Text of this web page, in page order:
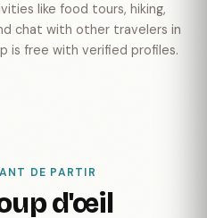
like food tours, hiking,
chat with other travelers in
is free with verified profiles.
DE PARTIR
d'œil